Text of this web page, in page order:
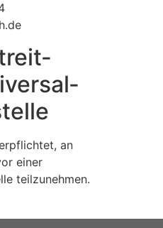
an
einer
teilzunehmen.